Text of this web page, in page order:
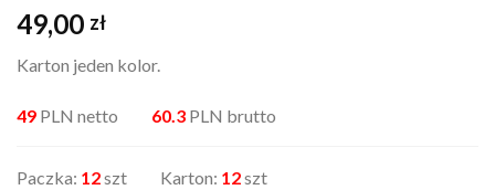
49,00 zł
Karton jeden kolor.
49 PLN netto 60.3 PLN brutto
Paczka: 12szt Karton: 12szt